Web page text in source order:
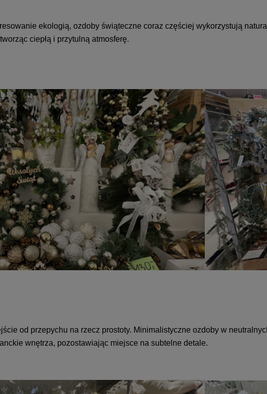
ekologią, ozdoby świąteczne coraz częściej wykorzystują
ciepłą i przytulną atmosferę.
od przepychu na rzecz prostoty. Minimalistyczne ozdoby w
wnętrza, pozostawiając miejsce na subtelne detale.